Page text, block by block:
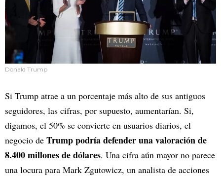
Donald Trump
Si Trump atrae a un porcentaje más alto de sus antiguos
seguidores, las cifras, por supuesto, aumentarían. Si,
digamos, el 50% se convierte en usuarios diarios, el
negocio de Trump podría defender una valoración de
8.400 millones de dólares. Una cifra aún mayor no parece
una locura para Mark Zgutowicz, un analista de acciones